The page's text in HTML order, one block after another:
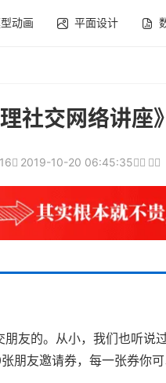
动画 平面设计
社交网络讲座》
2019-10-20 06:45:35
友的。从小，我们也听说
朋友邀请券，每一张券你